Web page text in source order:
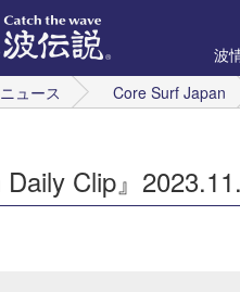
波
ニュース Core Surf Japan
Daily Clip』